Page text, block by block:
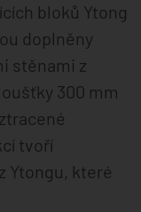
bloků Ytong
doplněny
stěnami z
300 mm
tvoří
Ytongu, které